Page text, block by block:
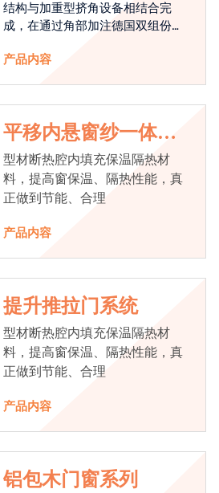
结构与加重型挤角设备相结合完
成，在通过角部加注德国双组份胶
强度，促使窗使用寿命提升5-10
产品内容
平移内悬窗纱一体系
统
型材断热腔内填充保温隔热材
料，提高窗保温、隔热性能，真
正做到节能、合理
产品内容
提升推拉门系统
型材断热腔内填充保温隔热材
料，提高窗保温、隔热性能，真
正做到节能、合理
产品内容
铝包木门窗系列